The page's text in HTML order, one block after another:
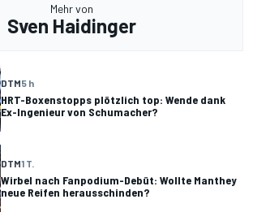
Mehr von
Sven Haidinger
DTM5 h
HRT-Boxenstopps plötzlich top: Wende dank
Ex-Ingenieur von Schumacher?
DTM1 T.
Wirbel nach Fanpodium-Debüt: Wollte Manthey
neue Reifen herausschinden?